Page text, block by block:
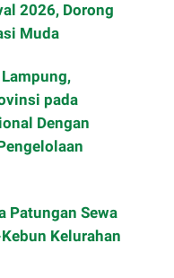
2026, Dorong
Muda
pada
Dengan
Patungan Sewa
Kelurahan